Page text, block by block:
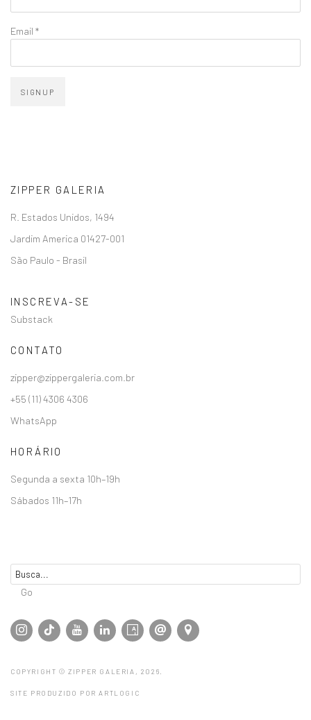
Email *
SIGNUP
ZIPPER GALERIA
R. Estados Unidos, 1494
Jardim America 01427-001
São Paulo - Brasil
INSCREVA-SE
Substack
CONTATO
zipper@zippergaleria.com.br
+55 (11) 4306 4306
WhatsApp
HORÁRIO
Segunda a sexta 10h–19h
Sábados 11h–17h
Go
COPYRIGHT © ZIPPER GALERIA, 2026.
SITE PRODUZIDO POR ARTLOGIC